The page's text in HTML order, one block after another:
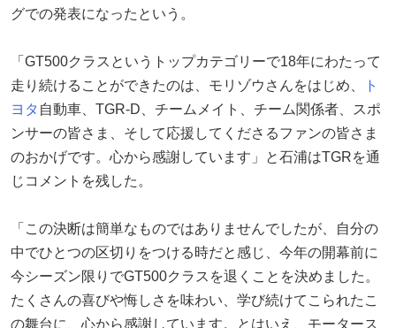
グでの発表になったという。
「GT500クラスというトップカテゴリーで18年にわたって
走り続けることができたのは、モリゾウさんをはじめ、
ト
ヨタ 自動車、TGR-D、チームメイト、チーム関係者、スポ
ンサーの皆さま、そして応援してくださるファンの皆さま
のおかげです。心から感謝しています」と石浦はTGRを通
じコメントを残した。
「この決断は簡単なものではありませんでしたが、自分の
中でひとつの区切りをつける時だと感じ、今年の開幕前に
今シーズン限りでGT500クラスを退くことを決めました。
たくさんの喜びや悔しさを味わい、学び続けてこられたこ
の舞台に、心から感謝しています。とはいえ、モータース